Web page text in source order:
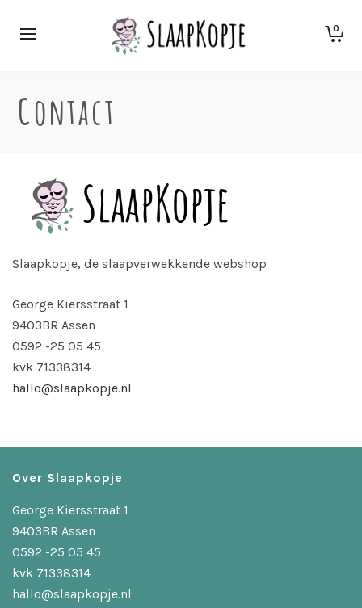
0
Contact
Slaapkopje, de slaapverwekkende webshop
George Kiersstraat 1
9403BR Assen
0592 -25 05 45
kvk 71338314
hallo@slaapkopje.nl
Over Slaapkopje
George Kiersstraat 1
9403BR Assen
0592 -25 05 45
kvk 71338314
hallo@slaapkopje.nl